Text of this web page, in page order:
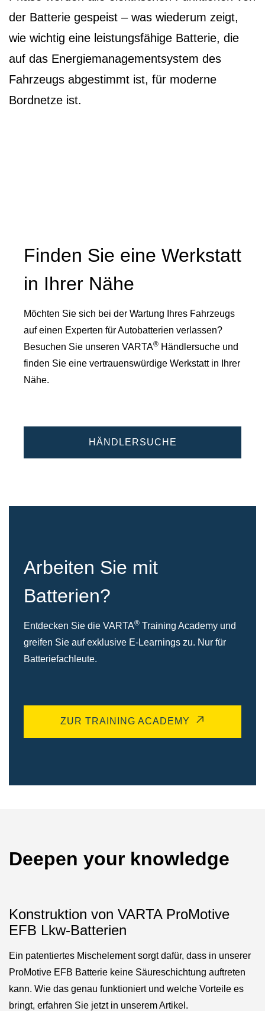
der Batterie gespeist – was wiederum zeigt,
wie wichtig eine leistungsfähige Batterie, die
auf das Energiemanagementsystem des
Fahrzeugs abgestimmt ist, für moderne
Bordnetze ist.
Finden Sie eine Werkstatt
in Ihrer Nähe
Möchten Sie sich bei der Wartung Ihres Fahrzeugs
auf einen Experten für Autobatterien verlassen?
Besuchen Sie unseren VARTA® Händlersuche und
finden Sie eine vertrauenswürdige Werkstatt in Ihrer
Nähe.
HÄNDLERSUCHE
Arbeiten Sie mit
Batterien?
Entdecken Sie die VARTA® Training Academy und
greifen Sie auf exklusive E-Learnings zu. Nur für
Batteriefachleute.
ZUR TRAINING ACADEMY
Deepen your knowledge
Konstruktion von VARTA ProMotive
EFB Lkw-Batterien
Ein patentiertes Mischelement sorgt dafür, dass in unserer
ProMotive EFB Batterie keine Säureschichtung auftreten
kann. Wie das genau funktioniert und welche Vorteile es
bringt, erfahren Sie jetzt in unserem Artikel.